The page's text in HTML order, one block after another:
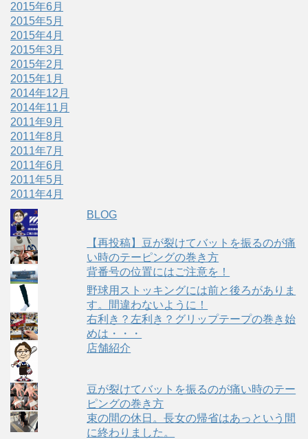
2015年6月
2015年5月
2015年4月
2015年3月
2015年2月
2015年1月
2014年12月
2014年11月
2011年9月
2011年8月
2011年7月
2011年6月
2011年5月
2011年4月
BLOG
【再投稿】豆が裂けてバットを振るのが痛
い時のテーピングの巻き方
背番号の位置にはご注意を！
野球用ストッキングには前と後ろがありま
す。間違わないように！
右利き？左利き？グリップテープの巻き始
めは・・・
店舗紹介
豆が裂けてバットを振るのが痛い時のテー
ピングの巻き方
束の間の休日。長女の帰省はあっという間
に終わりました。